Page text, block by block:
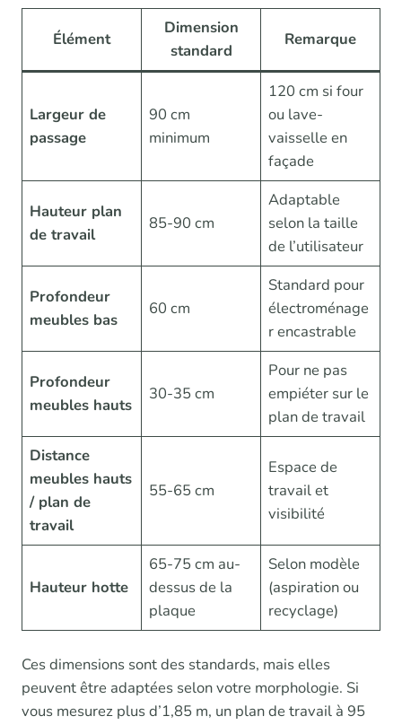
Élément
Dimension
standard
Remarque
Largeur de
passage
90 cm
minimum
120 cm si four
ou lave-
vaisselle en
façade
Hauteur plan
de travail
85-90 cm
Adaptable
selon la taille
de l’utilisateur
Profondeur
meubles bas
60 cm
Standard pour
électroménage
r encastrable
Profondeur
meubles hauts
30-35 cm
Pour ne pas
empiéter sur le
plan de travail
Distance
meubles hauts
/ plan de
travail
55-65 cm
Espace de
travail et
visibilité
Hauteur hotte
65-75 cm au-
dessus de la
plaque
Selon modèle
(aspiration ou
recyclage)
Ces dimensions sont des standards, mais elles
peuvent être adaptées selon votre morphologie. Si
vous mesurez plus d’1,85 m, un plan de travail à 95